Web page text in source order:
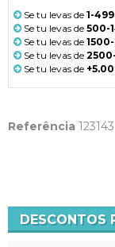
Se tu levas de 1-
Se tu levas de 500-
Se tu levas de
Se tu levas de
Se tu levas de
Referência 123143
DESCONTOS